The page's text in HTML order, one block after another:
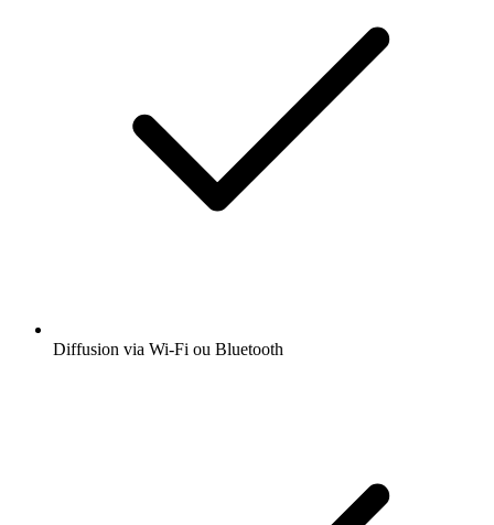
Diffusion via Wi-Fi ou Bluetooth